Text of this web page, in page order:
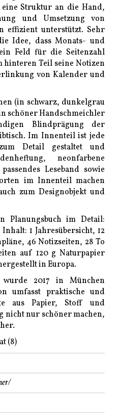
eine Struktur an die Hand,
und Umsetzung von
effizient unterstützt. Sehr
Idee, dass Monats- und
Feld für die Seitenzahl
Teil seine Notizen
von Kalender und
(in schwarz, dunkelgrau
schöner Handschmeichler
Blindprägung der
Im Innenteil ist jede
Detail gestaltet und
neonfarbene
Leseband sowie
im Innenteil machen
zum Designobjekt und
Planungsbuch im Detail:
1 Jahresübersicht, 12
46 Notizseiten, 28 To
auf 120 g Naturpapier
in Europa.
2017 in München
umfasst praktische und
aus Papier, Stoff und
nicht nur schöner machen,
(8)